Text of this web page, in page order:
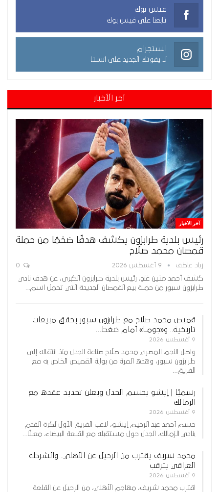
فيس بوك
تابعنا على فيس بوك
انستجرام
لا يفوتك الجديد على انستا
آخر الأخبار
آخر الأخبار
رئيس بلدية طرابزون يكشف هدفًا ضخمًا من حملة
قمصان محمد صلاح
زياد عاطف 9 أغسطس 2026
كشف أحمد متين غنج، رئيس بلدية طرابزون الكبرى، عن هدف نادي
طرابزون سبور من حملة بيع القمصان الجديدة التي تحمل اسم…
قميص محمد صلاح مع طرابزون سبور يحقق مبيعات
تاريخية.. و«جومـا» أمام ضغط…
9 أغسطس 2026
واصل النجم المصري محمد صلاح صناعة الجدل منذ انتقاله إلى
طرابزون سبور، وهذه المرة من بوابة القميص الخاص به مع
الفريق…
رسميًا | إيشو يحسم الجدل ويعلن تجديد عقده مع
الزمالك
9 أغسطس 2026
حسم أحمد عبد الرحيم إيشو، لاعب الفريق الأول لكرة القدم
بنادي الزمالك، الجدل حول مستقبله مع القلعة البيضاء، معلنًا…
محمد شريف يقترب من الرحيل عن الأهلي.. والشرطة
العراقي يترقب
9 أغسطس 2026
اقترب محمد شريف، مهاجم الأهلي، من الرحيل عن القلعة